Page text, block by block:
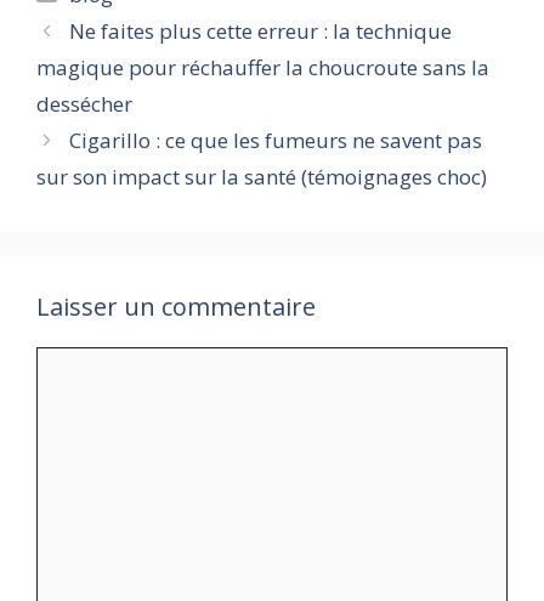
Ne faites plus cette erreur : la technique
magique pour réchauffer la choucroute sans la
dessécher
Cigarillo : ce que les fumeurs ne savent pas
sur son impact sur la santé (témoignages choc)
Laisser un commentaire